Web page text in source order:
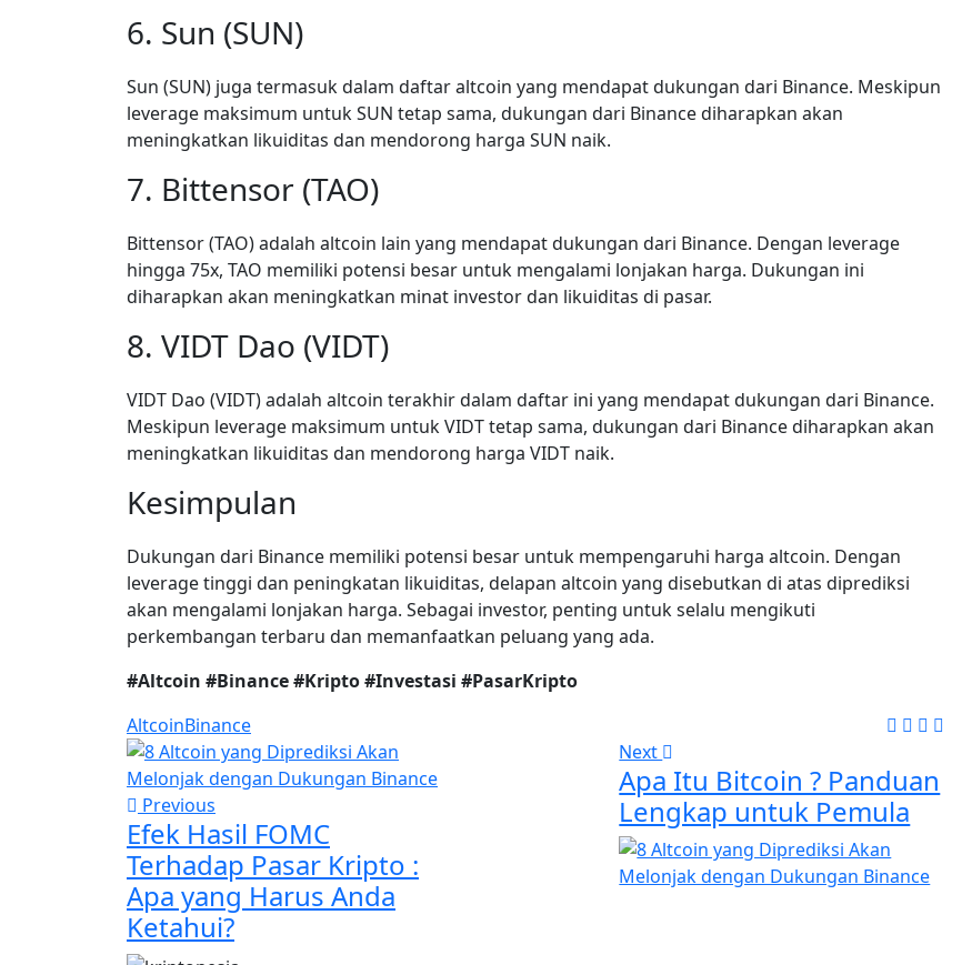
6. Sun (SUN)
Sun (SUN) juga termasuk dalam daftar altcoin yang mendapat dukungan dari Binance. Meskipun
leverage maksimum untuk SUN tetap sama, dukungan dari Binance diharapkan akan
meningkatkan likuiditas dan mendorong harga SUN naik.
7. Bittensor (TAO)
Bittensor (TAO) adalah altcoin lain yang mendapat dukungan dari Binance. Dengan leverage
hingga 75x, TAO memiliki potensi besar untuk mengalami lonjakan harga. Dukungan ini
diharapkan akan meningkatkan minat investor dan likuiditas di pasar.
8. VIDT Dao (VIDT)
VIDT Dao (VIDT) adalah altcoin terakhir dalam daftar ini yang mendapat dukungan dari Binance.
Meskipun leverage maksimum untuk VIDT tetap sama, dukungan dari Binance diharapkan akan
meningkatkan likuiditas dan mendorong harga VIDT naik.
Kesimpulan
Dukungan dari Binance memiliki potensi besar untuk mempengaruhi harga altcoin. Dengan
leverage tinggi dan peningkatan likuiditas, delapan altcoin yang disebutkan di atas diprediksi
akan mengalami lonjakan harga. Sebagai investor, penting untuk selalu mengikuti
perkembangan terbaru dan memanfaatkan peluang yang ada.
#Altcoin #Binance #Kripto #Investasi #PasarKripto
AltcoinBinance
Previous
Efek Hasil FOMC
Terhadap Pasar Kripto :
Apa yang Harus Anda
Ketahui?
Next
Apa Itu Bitcoin ? Panduan
Lengkap untuk Pemula